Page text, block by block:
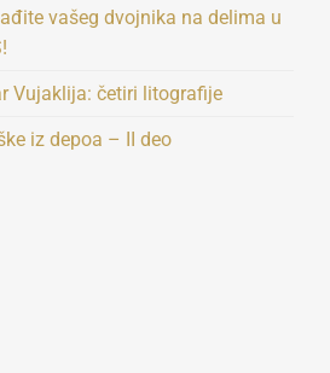
vašeg dvojnika na delima u
Vujaklija: četiri litografije
iz depoa – II deo